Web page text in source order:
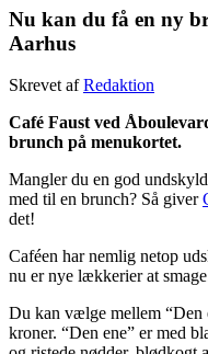
Nu kan du få en ny
Aarhus
Skrevet afRedaktion
Café Faust ved
brunch på menukortet.
Mangler du en god
med til en brunch? Så giver
det!
Caféen har nemlig netop
nu er nye lækkerier at
Du kan vælge mellem “Den
kroner. “Den ene” er med